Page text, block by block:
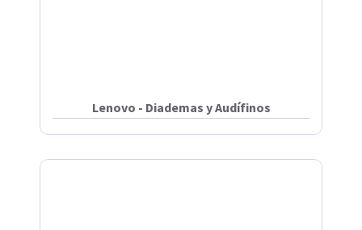
Lenovo - Diademas y Audífinos